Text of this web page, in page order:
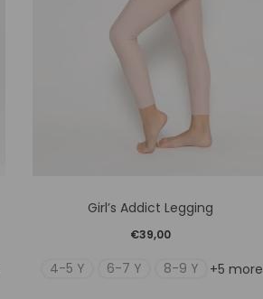
το
έχει
Girl’s Addict Legging
€39,00
4-5 Y 6-7 Y 8-9 Y +5 more